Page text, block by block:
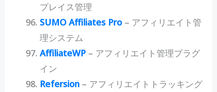
プレイス管理
SUMO Affiliates Pro – アフィリエイト管
理システム
AffiliateWP – アフィリエイト管理プラグ
イン
Refersion– アフィリエイトトラッキング